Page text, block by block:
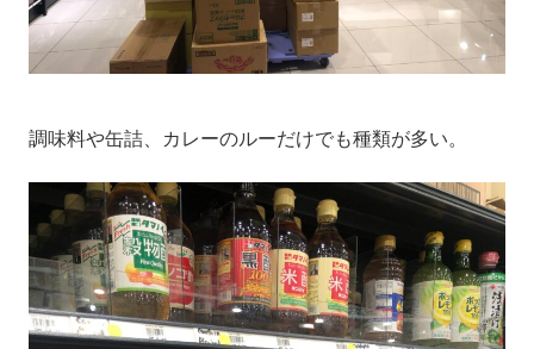
調味料や缶詰、カレーのルーだけでも種類が多い。